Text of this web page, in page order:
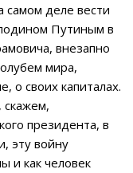
самом деле вести
Путиным в
внезапно
мира,
о своих капиталах.
президента, в
эту войну
и как человек